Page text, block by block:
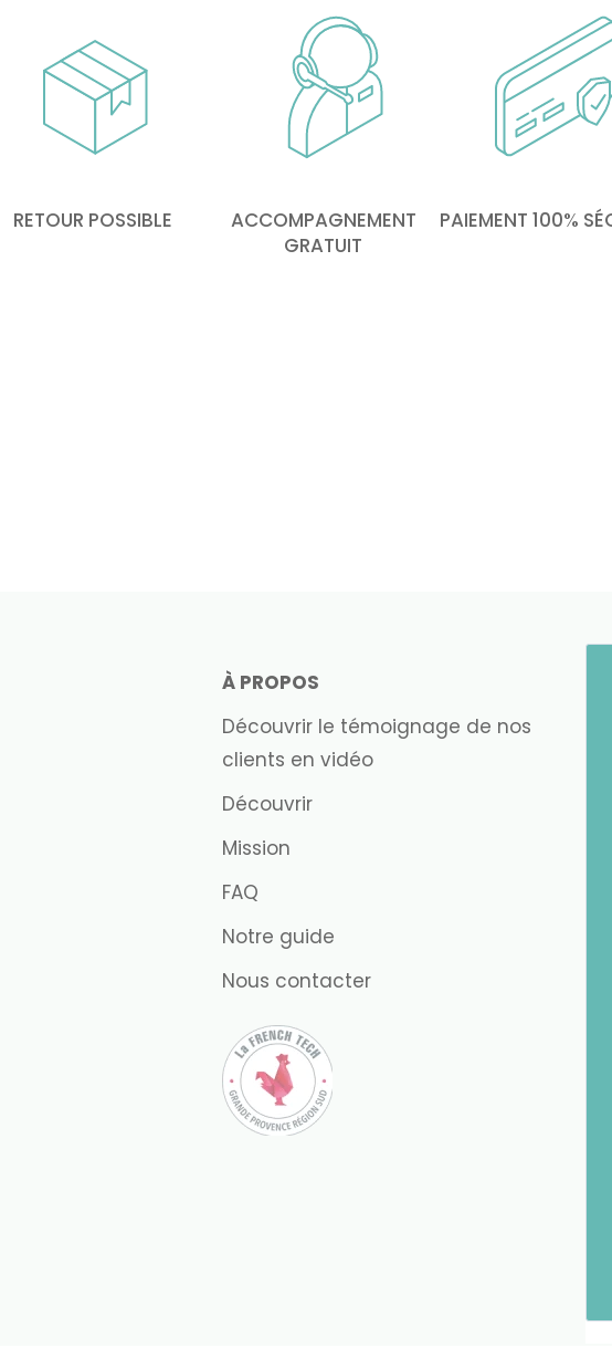
Gérer le consentement
telles que les cookies pour stocker et/ou accéder aux informations des appareils. Le fait de consentir à
de navigation ou les ID uniques sur ce site. Le fait de ne pas consentir ou de retirer son consentement peut avoir
RETOUR POSSIBLE
ACCOMPAGNEMENT
GRATUIT
PAIEMENT 100%
À PROPOS
Découvrir le témoignage de nos
clients en vidéo
Découvrir
Mission
FAQ
Notre guide
Nous contacter